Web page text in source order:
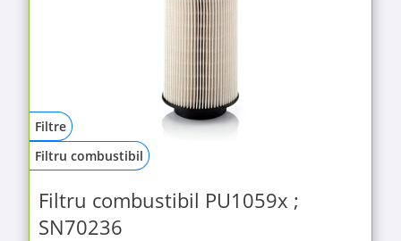
Filtre
Filtru combustibil
Filtru combustibil PU1059x ;
SN70236